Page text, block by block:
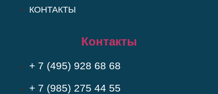
КОНТАКТЫ
Контакты
+ 7 (495) 928 68 68
+ 7 (985) 275 44 55